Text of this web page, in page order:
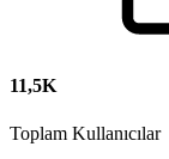
11,5K
Toplam Kullanıcılar